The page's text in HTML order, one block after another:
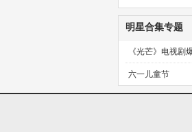
明星合集专题
《光芒》电视剧
预定！
六一儿童节